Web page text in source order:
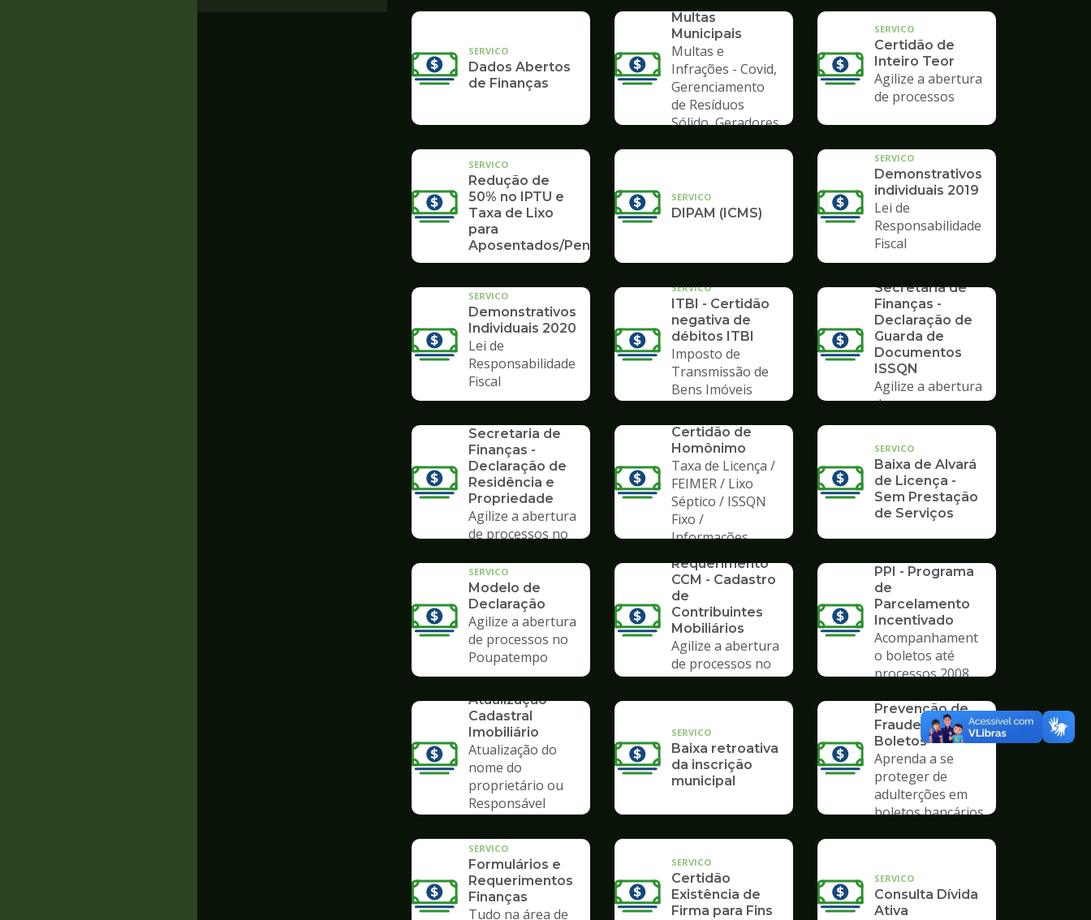
SERVICO
Dados Abertos
de Finanças
Multas
Municipais
Multas e
Infrações - Covid,
Gerenciamento
de Resíduos
Sólido, Geradores
SERVICO
Certidão de
Inteiro Teor
Agilize a abertura
de processos
SERVICO
Redução de
50% no IPTU e
Taxa de Lixo
para
Aposentados/Pensionistas
SERVICO
DIPAM (ICMS)
SERVICO
Demonstrativos
individuais 2019
Lei de
Responsabilidade
Fiscal
SERVICO
Demonstrativos
Individuais 2020
Lei de
Responsabilidade
Fiscal
SERVICO
ITBI - Certidão
negativa de
débitos ITBI
Imposto de
Transmissão de
Bens Imóveis
Secretaria de
Finanças -
Declaração de
Guarda de
Documentos
ISSQN
Agilize a abertura
de processos no
Poupatempo
SERVICO
Secretaria de
Finanças -
Declaração de
Residência e
Propriedade
Agilize a abertura
de processos no
Certidão de
Homônimo
Taxa de Licença /
FEIMER / Lixo
Séptico / ISSQN
Fixo /
Informações
SERVICO
Baixa de Alvará
de Licença -
Sem Prestação
de Serviços
SERVICO
Modelo de
Declaração
Agilize a abertura
de processos no
Poupatempo
Requerimento
CCM - Cadastro
de
Contribuintes
Mobiliários
Agilize a abertura
de processos no
Poupatempo
PPI - Programa
de
Parcelamento
Incentivado
Acompanhament
o boletos até
processos 2008
Atualização
Cadastral
Imobiliário
Atualização do
nome do
proprietário ou
Responsável
SERVICO
Baixa retroativa
da inscrição
municipal
Prevenção de
Fraude em
Boletos
Aprenda a se
proteger de
adulterções em
boletos bancários
SERVICO
Formulários e
Requerimentos
Finanças
Tudo na área de
SERVICO
Certidão
Existência de
Firma para Fins
SERVICO
Consulta Dívida
Ativa